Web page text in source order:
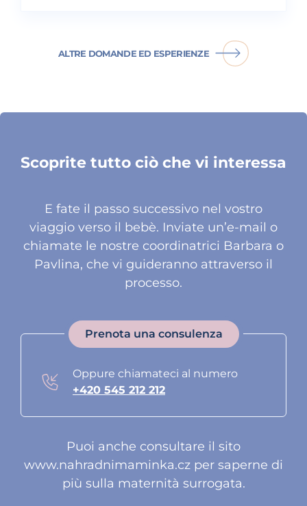
ALTRE DOMANDE ED ESPERIENZE
Scoprite tutto ciò che vi interessa
E fate il passo successivo nel vostro
viaggio verso il bebè. Inviate un’e-mail o
chiamate le nostre coordinatrici Barbara o
Pavlina, che vi guideranno attraverso il
processo.
Prenota una consulenza
Oppure chiamateci al numero
+420 545 212 212
Puoi anche consultare il sito
www.nahradnimaminka.cz per saperne di
più sulla maternità surrogata.